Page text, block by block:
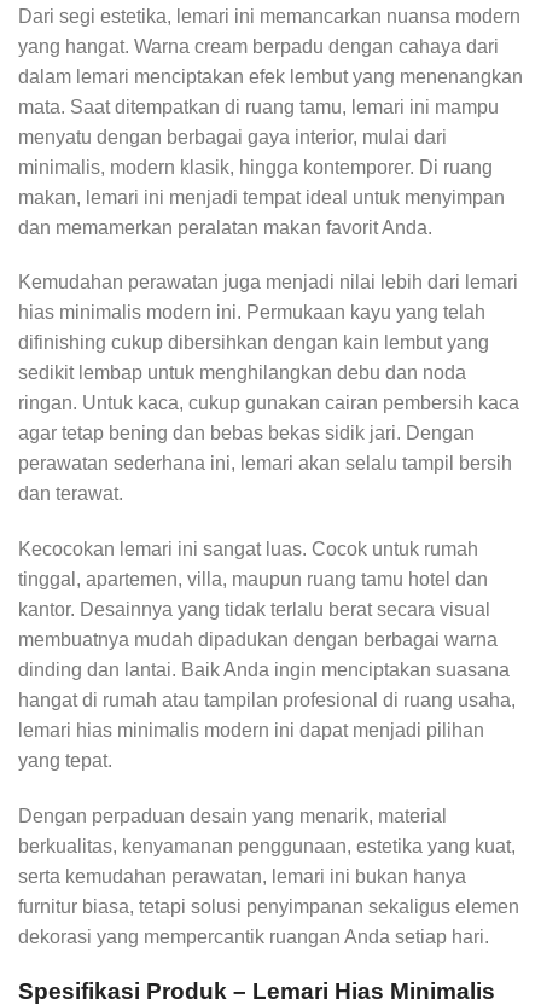
Dari segi estetika, lemari ini memancarkan nuansa modern
yang hangat. Warna cream berpadu dengan cahaya dari
dalam lemari menciptakan efek lembut yang menenangkan
mata. Saat ditempatkan di ruang tamu, lemari ini mampu
menyatu dengan berbagai gaya interior, mulai dari
minimalis, modern klasik, hingga kontemporer. Di ruang
makan, lemari ini menjadi tempat ideal untuk menyimpan
dan memamerkan peralatan makan favorit Anda.
Kemudahan perawatan juga menjadi nilai lebih dari lemari
hias minimalis modern ini. Permukaan kayu yang telah
difinishing cukup dibersihkan dengan kain lembut yang
sedikit lembap untuk menghilangkan debu dan noda
ringan. Untuk kaca, cukup gunakan cairan pembersih kaca
agar tetap bening dan bebas bekas sidik jari. Dengan
perawatan sederhana ini, lemari akan selalu tampil bersih
dan terawat.
Kecocokan lemari ini sangat luas. Cocok untuk rumah
tinggal, apartemen, villa, maupun ruang tamu hotel dan
kantor. Desainnya yang tidak terlalu berat secara visual
membuatnya mudah dipadukan dengan berbagai warna
dinding dan lantai. Baik Anda ingin menciptakan suasana
hangat di rumah atau tampilan profesional di ruang usaha,
lemari hias minimalis modern ini dapat menjadi pilihan
yang tepat.
Dengan perpaduan desain yang menarik, material
berkualitas, kenyamanan penggunaan, estetika yang kuat,
serta kemudahan perawatan, lemari ini bukan hanya
furnitur biasa, tetapi solusi penyimpanan sekaligus elemen
dekorasi yang mempercantik ruangan Anda setiap hari.
Spesifikasi Produk – Lemari Hias Minimalis